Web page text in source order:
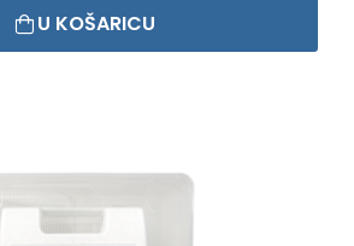
U KOŠARICU